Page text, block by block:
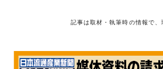
記事は取材・執筆時の情報で、